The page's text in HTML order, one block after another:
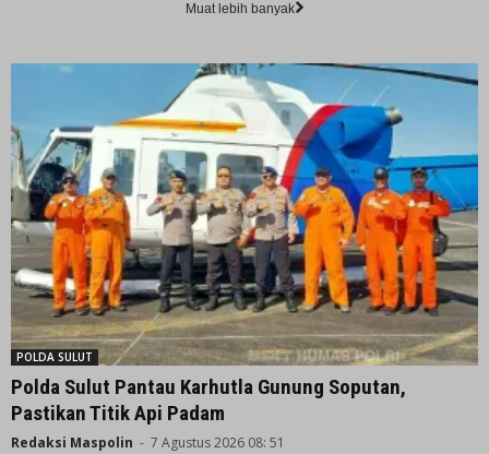
Muat lebih banyak
POLDA SULUT
Polda Sulut Pantau Karhutla Gunung Soputan,
Pastikan Titik Api Padam
Redaksi Maspolin - 7 Agustus 2026 08: 51